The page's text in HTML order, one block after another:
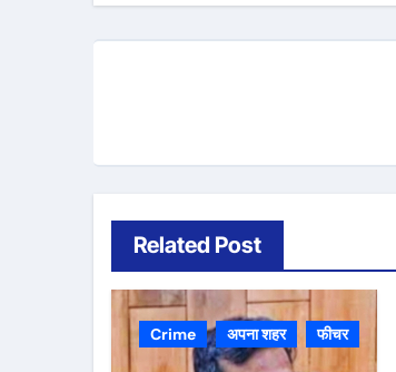
Related Post
Crime अपना शहर फीचर